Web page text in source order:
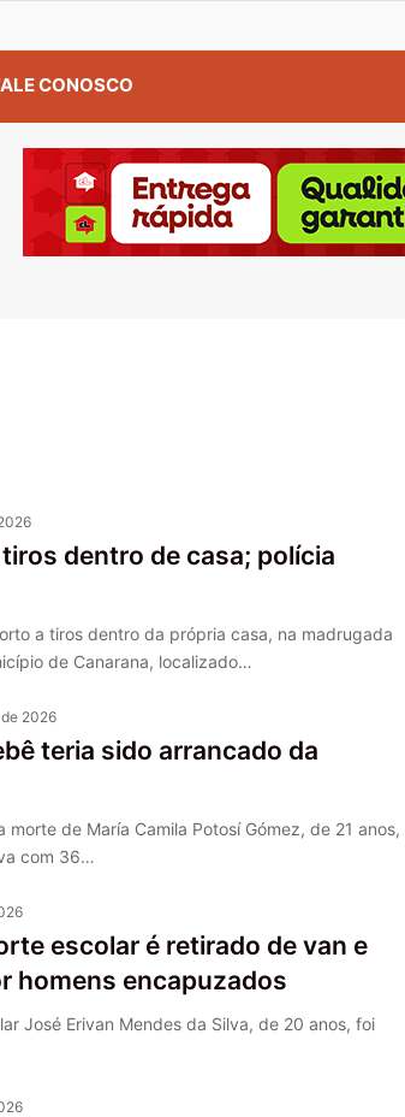
CONOSCO
dentro de casa; polícia
a tiros dentro da própria casa, na madrugada
de Canarana, localizado…
2026
teria sido arrancado da
de María Camila Potosí Gómez, de 21 anos,
com 36…
escolar é retirado de van e
homens encapuzados
José Erivan Mendes da Silva, de 20 anos, foi